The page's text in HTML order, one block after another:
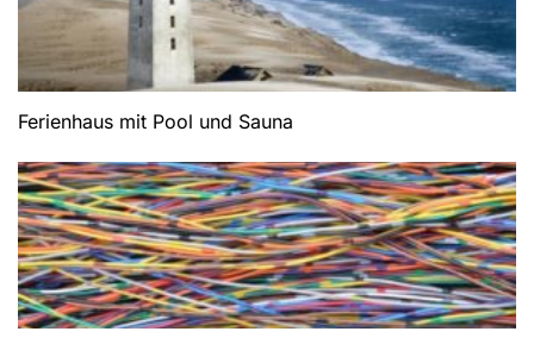
Ferienhaus mit Pool und Sauna